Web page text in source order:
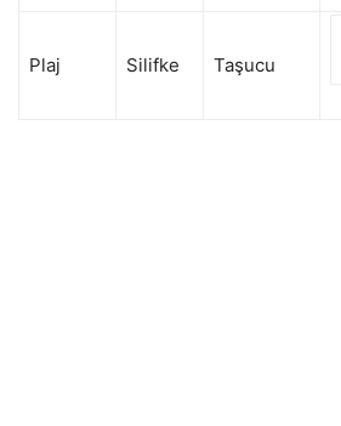
Plaj Silifke Taşucu